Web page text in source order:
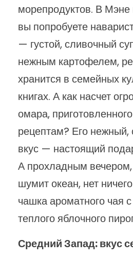
морепродуктов. В Мэне
вы попробуете
— густой, сливочный
нежным картофелем,
хранится в семейных
книгах. А как насчет
омара,
рецептам? Его
вкус — настоящий
А прохладным вечером,
шумит океан, нет
чашка ароматного чая
теплого яблочного
Средний Запад: вкус